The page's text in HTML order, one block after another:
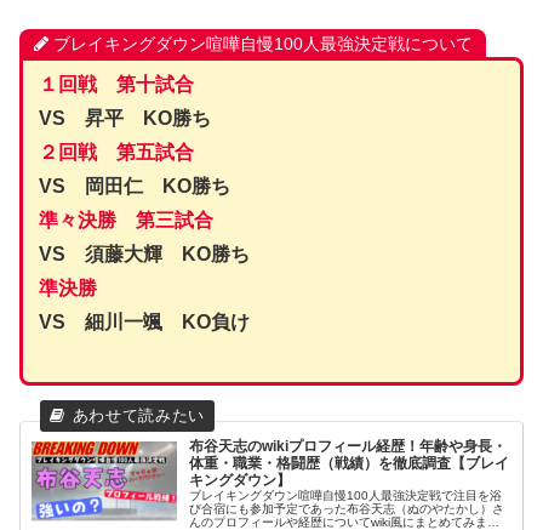
ブレイキングダウン喧嘩自慢100人最強決定戦について
１回戦 第十試合
VS 昇平 KO勝ち
２回戦 第五試合
VS 岡田仁 KO勝ち
準々決勝 第三試合
VS 須藤大輝 KO勝ち
準決勝
VS 細川一颯 KO負け
布谷天志のwikiプロフィール経歴！年齢や身長・
体重・職業・格闘歴（戦績）を徹底調査【ブレイ
キングダウン】
ブレイキングダウン喧嘩自慢100人最強決定戦で注目を浴
び合宿にも参加予定であった布谷天志（ぬのやたかし）さ
んのプロフィールや経歴についてwiki風にまとめてみまし